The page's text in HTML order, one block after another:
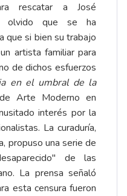
rescatar a José
olvido que se ha
que si bien su trabajo
artista familiar para
de dichos esfuerzos
en el umbral de la
Arte Moderno en
interés por la
La curaduría,
propuso una serie de
de las
La prensa señaló
esta censura fueron